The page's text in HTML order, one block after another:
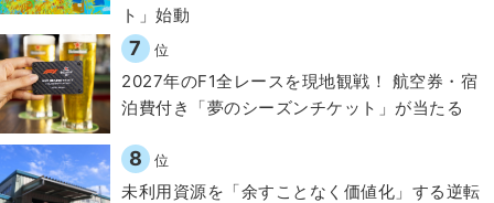
ト」始動
7 位
2027年のF1全レースを現地観戦！ 航空券・宿
泊費付き「夢のシーズンチケット」が当たる
8 位
​​未利用資源を「余すことなく価値化」する逆転